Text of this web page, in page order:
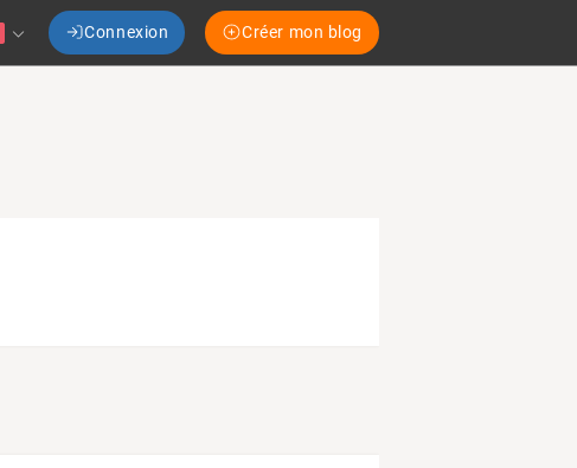
Connexion Créer mon blog